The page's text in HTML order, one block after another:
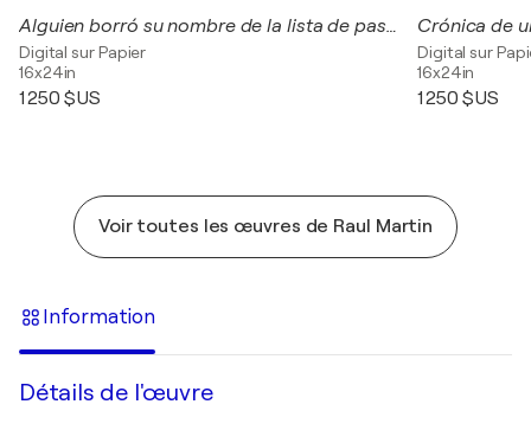
Alguien borró su nombre de la lista de pasajeros autorizados
Digital sur Papier
16x24in
1 250 $US
Crónica de
Digital sur
16x24in
1 250 $US
Voir toutes les œuvres de Raul Martin
Information
Détails de l'œuvre